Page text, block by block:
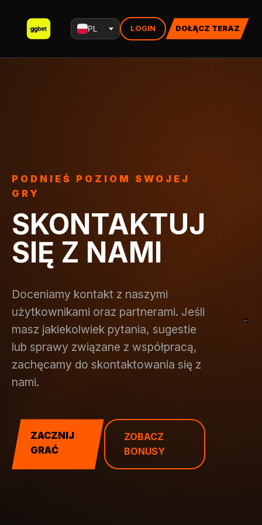
PL LOGIN DOŁĄCZ TERAZ
PODNIEŚ POZIOM SWOJEJ
GRY
SKONTAKTUJ
SIĘ Z NAMI
Doceniamy kontakt z naszymi
użytkownikami oraz partnerami. Jeśli
masz jakiekolwiek pytania, sugestie
lub sprawy związane z współpracą,
zachęcamy do skontaktowania się z
nami.
ZACZNIJ
GRAĆ
ZOBACZ
BONUSY